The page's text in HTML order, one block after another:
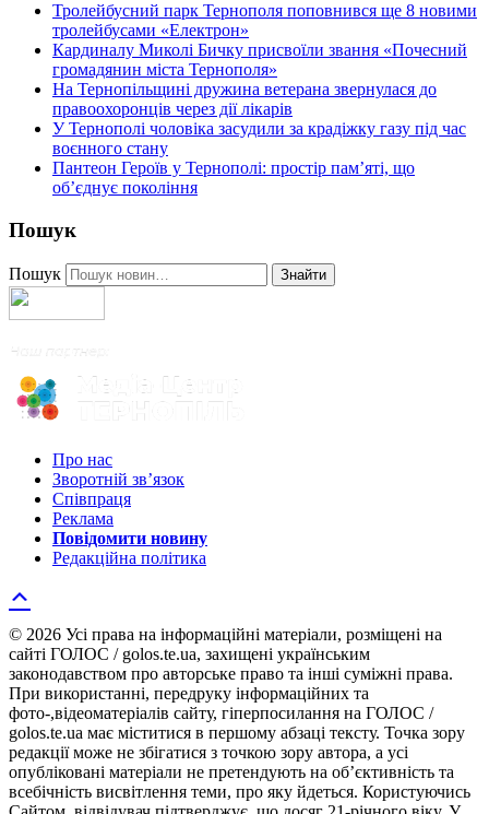
Тролейбусний парк Тернополя поповнився ще 8 новими
тролейбусами «Електрон»
Кардиналу Миколі Бичку присвоїли звання «Почесний
громадянин міста Тернополя»
На Тернопільщині дружина ветерана звернулася до
правоохоронців через дії лікарів
У Тернополі чоловіка засудили за крадіжку газу під час
воєнного стану
Пантеон Героїв у Тернополі: простір пам’яті, що
об’єднує покоління
Пошук
Пошук Знайти
Про нас
Зворотній зв’язок
Співпраця
Реклама
Повідомити новину
Редакційна політика
© 2026 Усі права на інформаційні матеріали, розміщені на
сайті ГОЛОС / golos.te.ua, захищені українським
законодавством про авторське право та інші суміжні права.
При використанні, передруку інформаційних та
фото-,відеоматеріалів сайту, гіперпосилання на ГОЛОС /
golos.te.ua має міститися в першому абзаці тексту. Точка зору
редакції може не збігатися з точкою зору автора, а усі
опубліковані матеріали не претендують на об’єктивність та
всебічність висвітлення теми, про яку йдеться. Користуючись